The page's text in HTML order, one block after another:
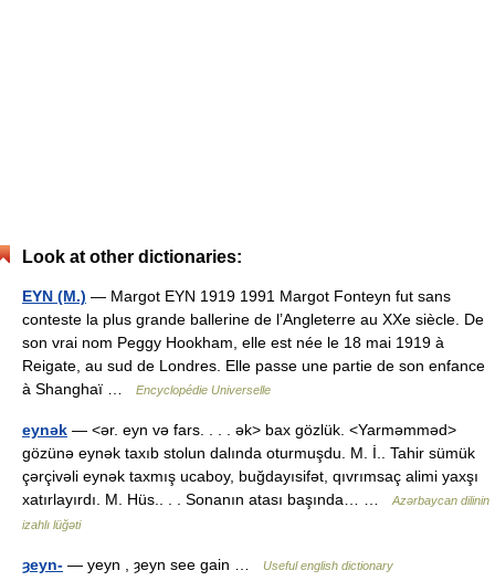
Look at other dictionaries:
EYN (M.) — Margot EYN 1919 1991 Margot Fonteyn fut sans
conteste la plus grande ballerine de l’Angleterre au XXe siècle. De
son vrai nom Peggy Hookham, elle est née le 18 mai 1919 à
Reigate, au sud de Londres. Elle passe une partie de son enfance
à Shanghaï …
Encyclopédie Universelle
eynək — <ər. eyn və fars. . . . ək> bax gözlük. <Yarməmməd>
gözünə eynək taxıb stolun dalında oturmuşdu. M. İ.. Tahir sümük
çərçivəli eynək taxmış ucaboy, buğdayısifət, qıvrımsaç alimi yaxşı
xatırlayırdı. M. Hüs.. . . Sonanın atası başında… …
Azərbaycan dilinin
izahlı lüğəti
ȝeyn- — yeyn , ȝeyn see gain … Useful english dictionary